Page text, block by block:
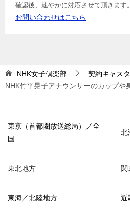
確認後、速やかに対応させて頂きます。
お問い合わせはこちら
NHK女子倶楽部
契約キャス
NHK竹平晃子アナウンサーのカップや
東京（首都圏放送総局）／全
国
北
東北地方 関
東海／北陸地方 近